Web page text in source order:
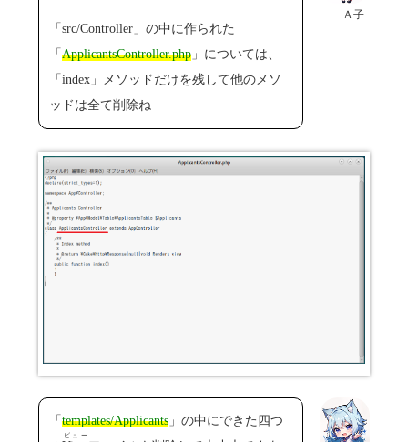
Ａ子
「src/Controller」の中に作られた
「ApplicantsController.php 」については、
「index」メソッドだけを残して他のメソ
ッドは全て削除ね
「templates/Applicants 」の中にできた四つ
ビュー